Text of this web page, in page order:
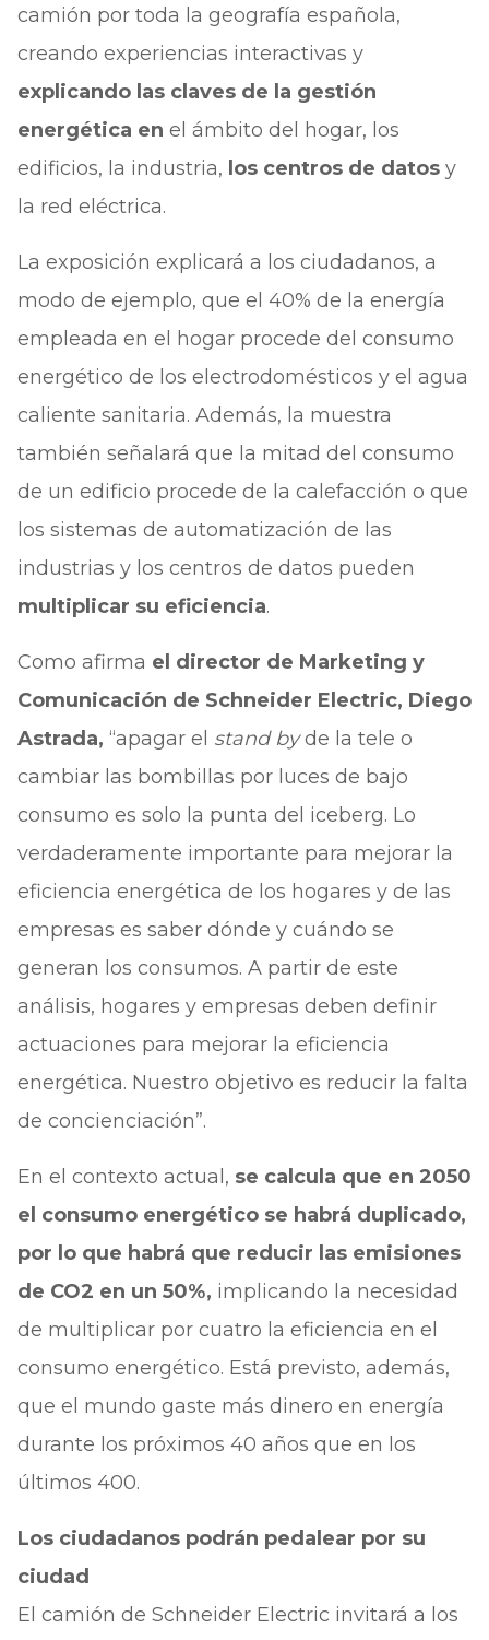
camión por toda la geografía española,
creando experiencias interactivas y
explicando las claves de la gestión
energética en el ámbito del hogar, los
edificios, la industria, los centros de datosy
la red eléctrica.
La exposición explicará a los ciudadanos, a
modo de ejemplo, que el 40% de la energía
empleada en el hogar procede del consumo
energético de los electrodomésticos y el agua
caliente sanitaria. Además, la muestra
también señalará que la mitad del consumo
de un edificio procede de la calefacción o que
los sistemas de automatización de las
industrias y los centros de datos pueden
multiplicar su eficiencia.
Como afirma el director de Marketing y
Comunicación de Schneider Electric, Diego
Astrada, “apagar el stand byde la tele o
cambiar las bombillas por luces de bajo
consumo es solo la punta del iceberg. Lo
verdaderamente importante para mejorar la
eficiencia energética de los hogares y de las
empresas es saber dónde y cuándo se
generan los consumos. A partir de este
análisis, hogares y empresas deben definir
actuaciones para mejorar la eficiencia
energética. Nuestro objetivo es reducir la falta
de concienciación”.
En el contexto actual, se calcula que en 2050
el consumo energético se habrá duplicado,
por lo que habrá que reducir las emisiones
de CO2 en un 50%, implicando la necesidad
de multiplicar por cuatro la eficiencia en el
consumo energético. Está previsto, además,
que el mundo gaste más dinero en energía
durante los próximos 40 años que en los
últimos 400.
Los ciudadanos podrán pedalear por su
ciudad
El camión de Schneider Electric invitará a los